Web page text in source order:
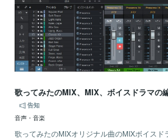
歌ってみたのMIX、MIX、ボイスドラマの
告知
音声・音楽
歌ってみたのMIXオリジナル曲のMIXボイス